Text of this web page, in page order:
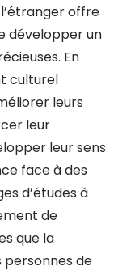
offre
développer un
En
culturel
leurs
leur
leur sens
face à des
d’études à
de
que la
de